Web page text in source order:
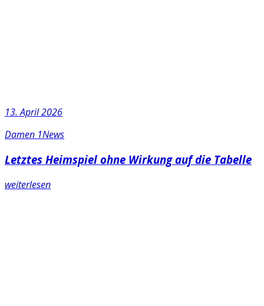
13. April 2026
Damen 1News
Letztes Heimspiel ohne Wirkung auf die Tabelle
weiterlesen